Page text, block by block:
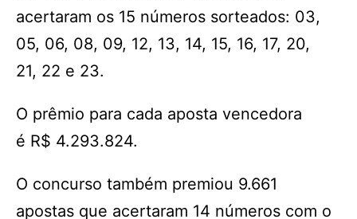
acertaram os 15 números sorteados: 03,
05, 06, 08, 09, 12, 13, 14, 15, 16, 17, 20,
21, 22 e 23.
O prêmio para cada aposta vencedora
é R$ 4.293.824.
O concurso também premiou 9.661
apostas que acertaram 14 números com o